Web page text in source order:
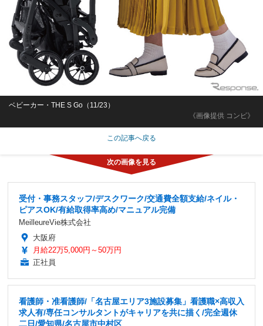
《画像提供 コンビ》
ベビーカー・THE S Go（11/23）
この記事へ戻る
受付・事務スタッフ/デスクワーク/交通費全額支給/ネイル・
ピアスOK/有給取得率高め/マニュアル完備
MeilleureVie株式会社
大阪府
月給22万5,000円～50万円
正社員
看護師・准看護師/「名古屋エリア3施設募集」看護職×高収入
求人有/専任コンサルタントがキャリアを共に描く/完全週休
二日/愛知県/名古屋市中村区